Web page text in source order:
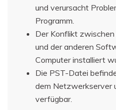
und verursacht
Programm.
Der Konflikt
und der anderen
Computer installiert
Die PST-Datei
dem Netzwerkserver
verfügbar.